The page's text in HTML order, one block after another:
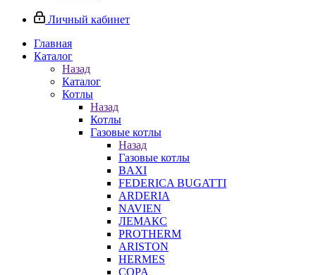
Личный кабинет
Главная
Каталог
Назад
Каталог
Котлы
Назад
Котлы
Газовые котлы
Назад
Газовые котлы
BAXI
FEDERICA BUGATTI
ARDERIA
NAVIEN
ЛЕМАКС
PROTHERM
ARISTON
HERMES
COPA